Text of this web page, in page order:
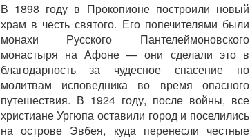
В 1898 году в Прокопионе построили новый
храм в честь святого. Его попечителями были
монахи Русского Пантелеймоновского
монастыря на Афоне — они сделали это в
благодарность за чудесное спасение по
молитвам исповедника во время опасного
путешествия. В 1924 году, после войны, все
христиане Ургюпа оставили город и поселились
на острове Эвбея, куда перенесли честные